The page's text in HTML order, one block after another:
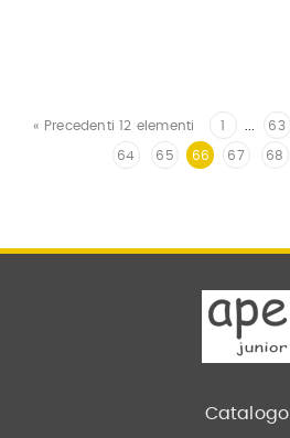
« Precedenti 12 elementi 1 63
64 65 66 67 68
Catalogo